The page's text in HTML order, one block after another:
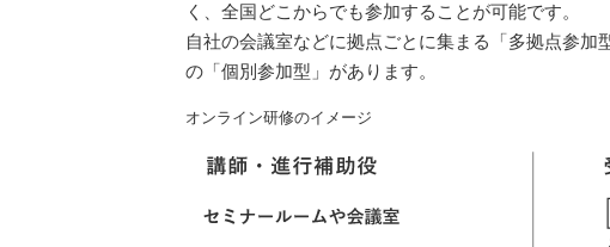
く、全国どこからでも参加することが可能です。
自社の会議室などに拠点ごとに集まる「多拠点参加
の「個別参加型」があります。
オンライン研修のイメージ